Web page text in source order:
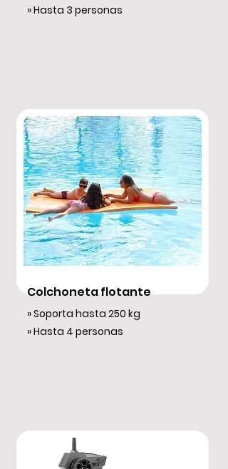
» Hasta 3 personas
Colchonetaflotante
» Soporta hasta 250 kg
» Hasta 4 personas